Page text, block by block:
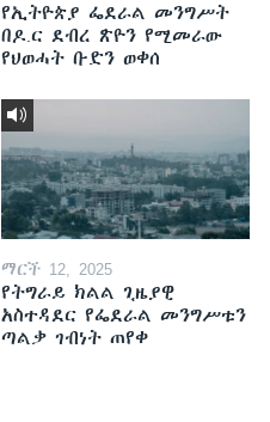
የኢትዮጵያ ፌደራል መንግሥት
በዶ.ር ደብረ ጽዮን የሚመራው
የህወሓት ቡድን ወቀሰ
ማርች 12, 2025
የትግራይ ክልል ጊዜያዊ
አስተዳደር የፌደራል መንግሥቱን
ጣልቃ ገብነት ጠየቀ